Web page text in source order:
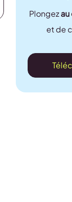
Plongez
et de